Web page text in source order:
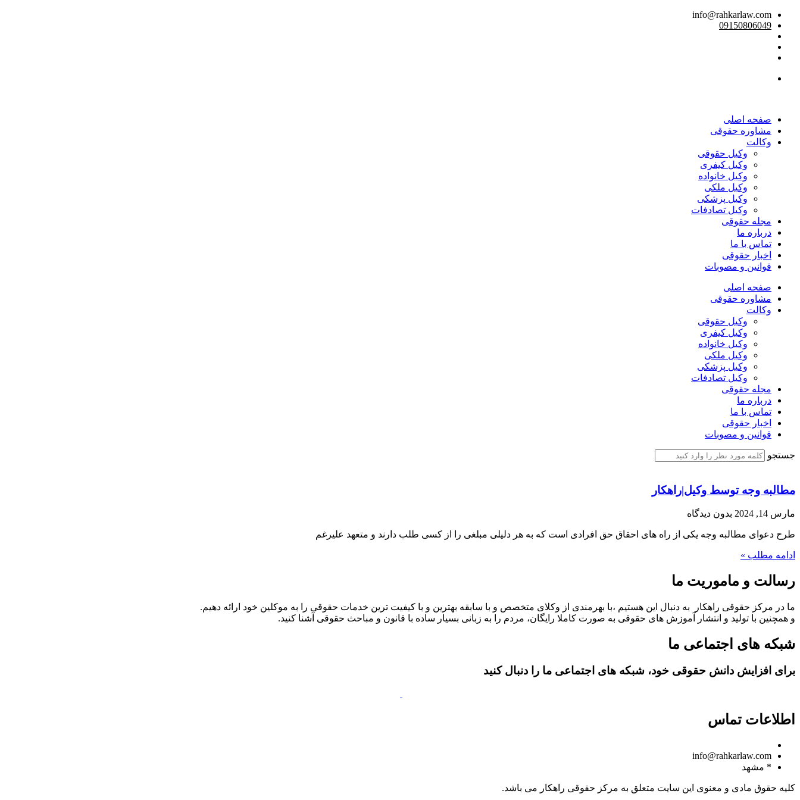
info@rahkarlaw.com
09150806049
صفحه اصلی
مشاوره حقوقی
وکالت
وکیل حقوقی
وکیل کیفری
وکیل خانواده
وکیل ملکی
وکیل پزشکی
وکیل تصادفات
مجله حقوقی
درباره ما
تماس با ما
اخبار حقوقی
قوانین و مصوبات
صفحه اصلی
مشاوره حقوقی
وکالت
وکیل حقوقی
وکیل کیفری
وکیل خانواده
وکیل ملکی
وکیل پزشکی
وکیل تصادفات
مجله حقوقی
درباره ما
تماس با ما
اخبار حقوقی
قوانین و مصوبات
جستجو
مطالبه وجه توسط وکیل|راهکار
مارس 14, 2024 بدون دیدگاه
طرح دعوای مطالبه وجه یکی از راه های احقاق حق افرادی است که به هر دلیلی مبلغی را از کسی طلب دارند و متعهد علیرغم
ادامه مطلب »
رسالت و ماموریت ما
ما در مرکز حقوقی راهکار به دنبال این هستیم ،با بهرمندی از وکلای متخصص و با سابقه بهترین و با کیفیت ترین خدمات حقوقی را به موکلین خود ارائه دهیم.
و همچنین با تولید و انتشار آموزش های حقوقی به صورت کاملا رایگان، مردم را به زبانی بسیار ساده با قانون و مباحث حقوقی آشنا کنید.
شبکه های اجتماعی ما
برای افزایش دانش حقوقی خود، شبکه های اجتماعی ما را دنبال کنید
اطلاعات تماس
info@rahkarlaw.com
* مشهد
کلیه حقوق مادی و معنوی این سایت متعلق به مرکز حقوقی راهکار می باشد.